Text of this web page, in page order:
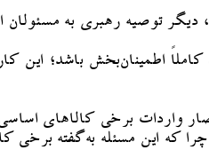
توصیه رهبری به مسئولان
اطمینان‌بخش باشد؛ این
واردات برخی کالاهای
چرا که این مسئله به‌گفته